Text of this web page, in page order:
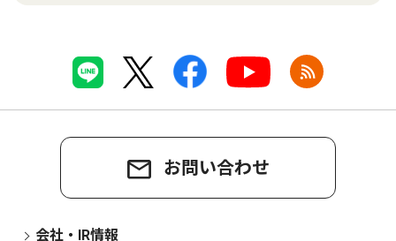
お問い合わせ
会社・IR情報